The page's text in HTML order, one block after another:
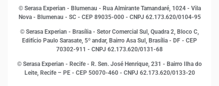
Open Finance
Proteção de Dados
Sustentabilidade Corporativa
© Serasa Experian - Blumenau - Rua Almirante Tamandaré, 1024 - Vila
Nova - Blumenau - SC - CEP 89035-000 - CNPJ 62.173.620/0104-95
© Serasa Experian - Brasília - Setor Comercial Sul, Quadra 2, Bloco C,
Edifício Paulo Sarasate, 5º andar, Bairro Asa Sul, Brasília - DF - CEP
70302-911 - CNPJ 62.173.620/0131-68
© Serasa Experian - Recife - R. Sen. José Henrique, 231 - Bairro Ilha do
Leite, Recife – PE - CEP 50070-460 - CNPJ 62.173.620/0133-20